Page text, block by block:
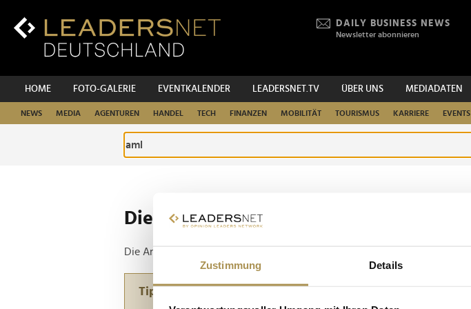
Zustimmung Details
Inhalt
DAILY BUSINESS NEWS
Newsletter abonnieren
HOME FOTO-GALERIE EVENTKALENDER LEADERSNET.TV ÜBER UNS MEDIADATEN
NEWS MEDIA AGENTUREN HANDEL TECH FINANZEN MOBILITÄT TOURISMUS KARRIERE EVENTS
Die ganze Website durchsuchen
Die Anfrage ergab 1 Treffer.
Tipp